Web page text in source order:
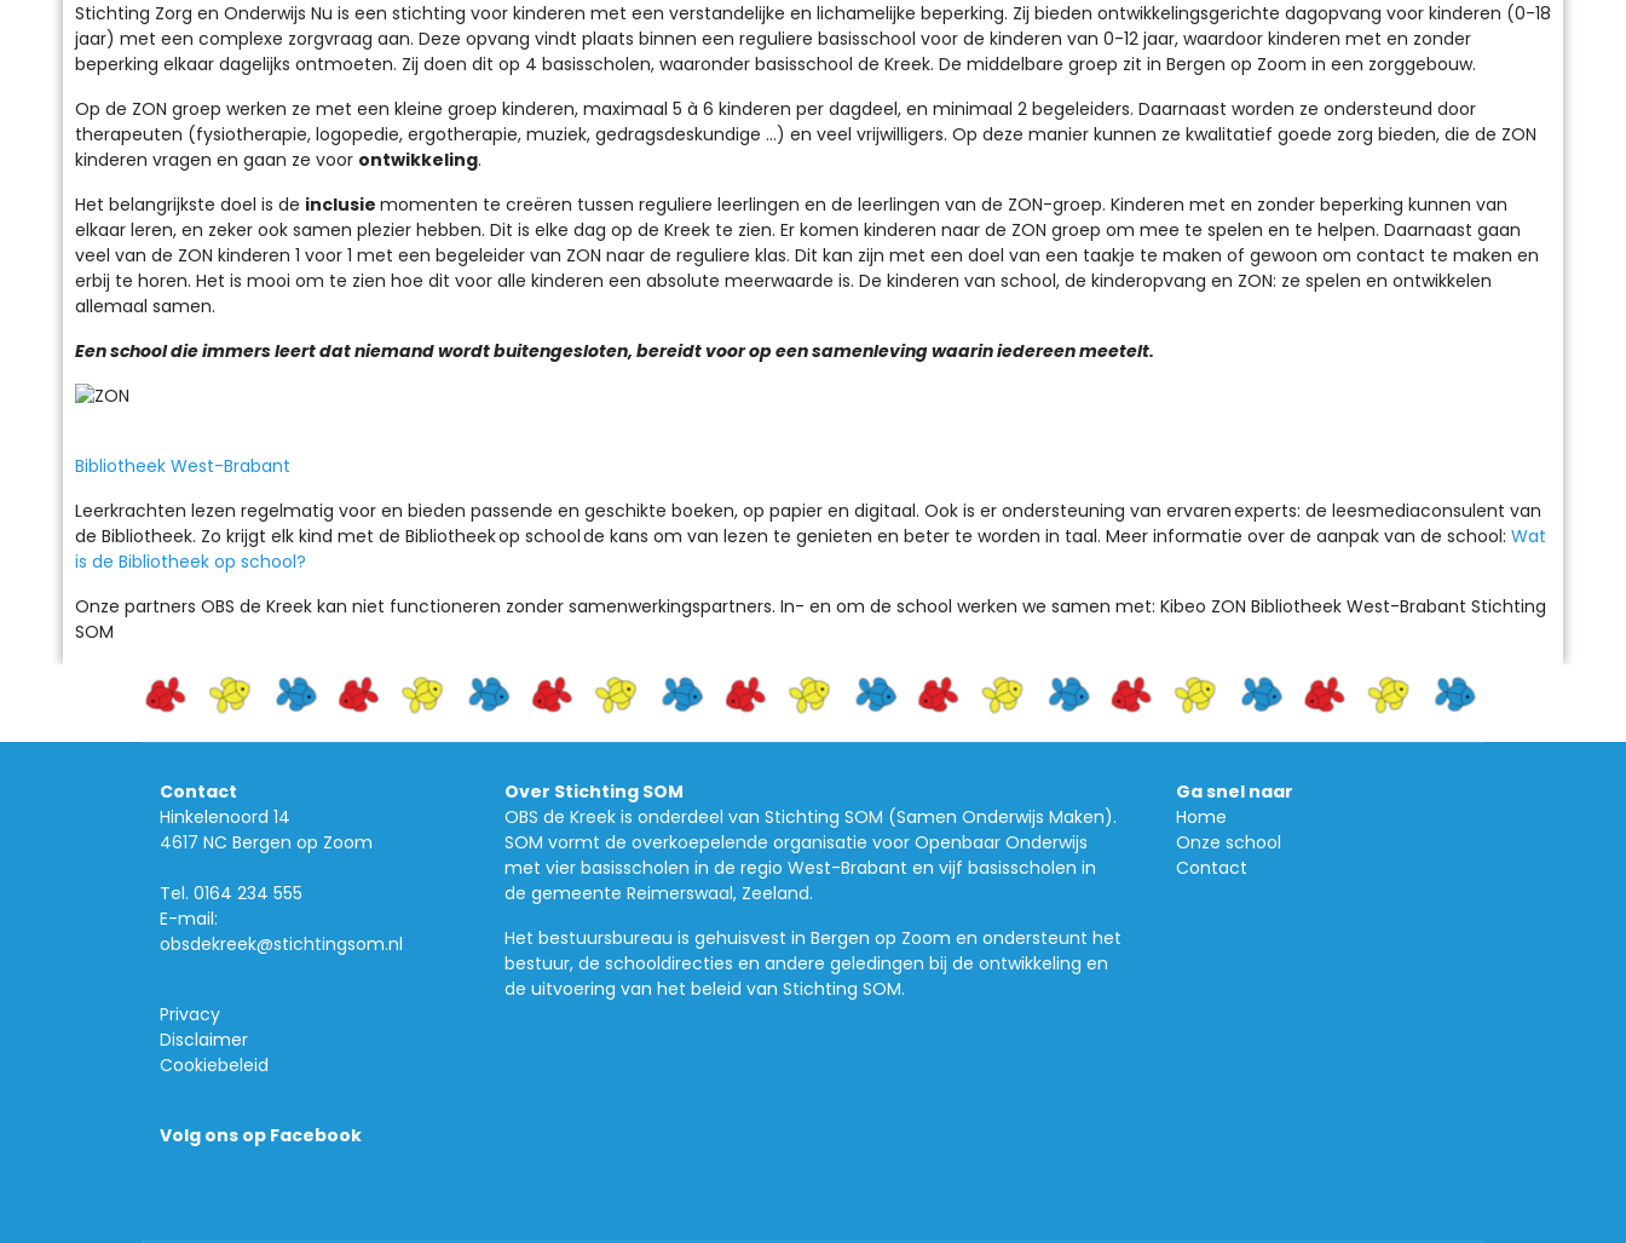
Stichting Zorg en Onderwijs Nu is een stichting voor kinderen met een verstandelijke en lichamelijke beperking. Zij bieden ontwikkelingsgerichte dagopvang voor kinderen (0-18
jaar) met een complexe zorgvraag aan. Deze opvang vindt plaats binnen een reguliere basisschool voor de kinderen van 0-12 jaar, waardoor kinderen met en zonder
beperking elkaar dagelijks ontmoeten. Zij doen dit op 4 basisscholen, waaronder basisschool de Kreek. De middelbare groep zit in Bergen op Zoom in een zorggebouw.
Op de ZON groep werken ze met een kleine groep kinderen, maximaal 5 à 6 kinderen per dagdeel, en minimaal 2 begeleiders. Daarnaast worden ze ondersteund door
therapeuten (fysiotherapie, logopedie, ergotherapie, muziek, gedragsdeskundige …) en veel vrijwilligers. Op deze manier kunnen ze kwalitatief goede zorg bieden, die de ZON
kinderen vragen en gaan ze voor ontwikkeling.
Het belangrijkste doel is de inclusie momenten te creëren tussen reguliere leerlingen en de leerlingen van de ZON-groep. Kinderen met en zonder beperking kunnen van
elkaar leren, en zeker ook samen plezier hebben. Dit is elke dag op de Kreek te zien. Er komen kinderen naar de ZON groep om mee te spelen en te helpen. Daarnaast gaan
veel van de ZON kinderen 1 voor 1 met een begeleider van ZON naar de reguliere klas. Dit kan zijn met een doel van een taakje te maken of gewoon om contact te maken en
erbij te horen. Het is mooi om te zien hoe dit voor alle kinderen een absolute meerwaarde is. De kinderen van school, de kinderopvang en ZON: ze spelen en ontwikkelen
allemaal samen.
Een school die immers leert dat niemand wordt buitengesloten, bereidt voor op een samenleving waarin iedereen meetelt.
Bibliotheek West-Brabant
Leerkrachten lezen regelmatig voor en bieden passende en geschikte boeken, op papier en digitaal. Ook is er ondersteuning van ervaren experts: de leesmediaconsulent van
de Bibliotheek. Zo krijgt elk kind met de Bibliotheekop schoolde kans om van lezen te genieten en beter te worden in taal. Meer informatie over de aanpak van de school: Wat
is de Bibliotheek op school?
Onze partners OBS de Kreek kan niet functioneren zonder samenwerkingspartners. In- en om de school werken we samen met: Kibeo ZON Bibliotheek West-Brabant Stichting
SOM
Contact
Hinkelenoord 14
4617 NC Bergen op Zoom
Tel. 0164 234 555
E-mail:
obsdekreek@stichtingsom.nl
Privacy
Disclaimer
Cookiebeleid
Volg ons op Facebook
Over Stichting SOM
OBS de Kreek is onderdeel van Stichting SOM (Samen Onderwijs Maken).
SOM vormt de overkoepelende organisatie voor Openbaar Onderwijs
met vier basisscholen in de regio West-Brabant en vijf basisscholen in
de gemeente Reimerswaal, Zeeland.
Het bestuursbureau is gehuisvest in Bergen op Zoom en ondersteunt het
bestuur, de schooldirecties en andere geledingen bij de ontwikkeling en
de uitvoering van het beleid van Stichting SOM.
Ga snel naar
Home
Onze school
Contact